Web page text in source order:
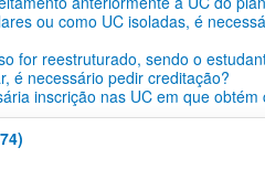
ou como UC isoladas, é
for reestruturado, sendo o
é necessário pedir creditação?
inscrição nas UC em que obtém